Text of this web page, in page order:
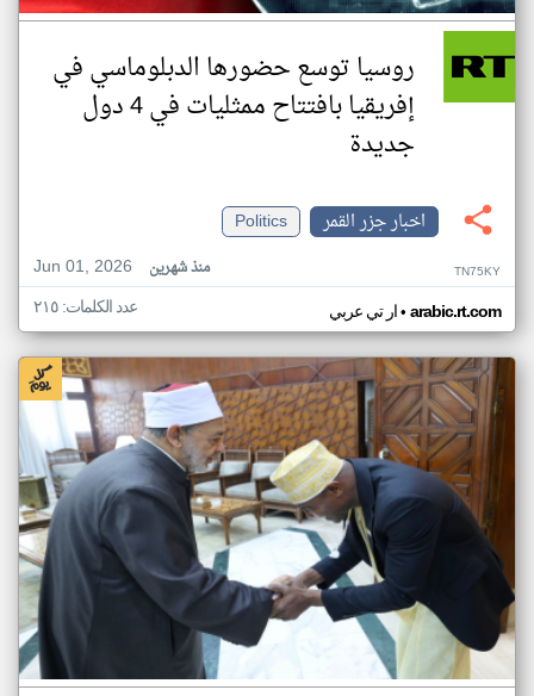
روسيا توسع حضورها الدبلوماسي في
إفريقيا بافتتاح ممثليات في 4 دول
جديدة
اخبار جزر القمر
Politics
Jun 01, 2026
منذ شهرين TN75KY
ار تي عربي• arabic.rt.com عدد الكلمات: ٢١٥